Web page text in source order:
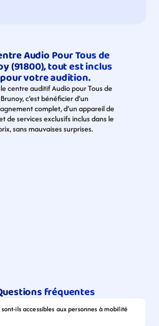
Audio Pour Tous de
(91800), tout est inclus
pour votre audition.
centre auditif Audio pour Tous de
Brunoy, c’est bénéficier d’un
complet, d’un appareil de
de services exclusifs inclus dans le
sans mauvaises surprises.
fréquentes
sont-ils accessibles aux personnes à mobilité